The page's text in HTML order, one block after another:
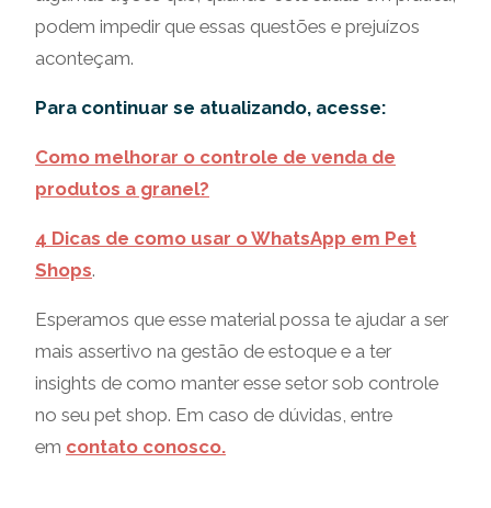
podem impedir que essas questões e prejuízos
aconteçam.
Para continuar se atualizando, acesse:
Como melhorar o controle de venda de
produtos a granel?
4 Dicas de como usar o WhatsApp em Pet
Shops.
Esperamos que esse material possa te ajudar a ser
mais assertivo na gestão de estoque e a ter
insights de como manter esse setor sob controle
no seu pet shop. Em caso de dúvidas, entre
em contato conosco.